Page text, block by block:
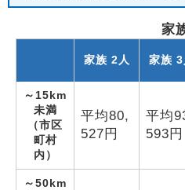
家
家族 2人 家族 3
～15km
未満
（市区
町村
内）
平均80,
527 円
平均
593 円
～50km